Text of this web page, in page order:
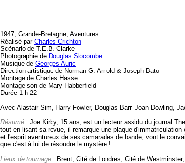
1947, Grande-Bretagne, Aventures
Réalisé par Charles Crichton
Scénario de T.E.B. Clarke
Photographie de Douglas Slocombe
Musique de Georges Auric
Direction artistique de Norman G. Arnold & Joseph Bato
Montage de Charles Hasse
Montage son de Mary Habberfield
Durée 1 h 22
Avec Alastair Sim, Harry Fowler, Douglas Barr, Joan Dowling,
Résumé : Joe Kirby, 15 ans, est un lecteur assidu du journal
tout en lisant sa revue, il remarque une plaque
et l'esprit aventureux de ses camarades de bande, vont le
que c'est à lui de résoudre le mystère !...
Lieux de tournage : Brent, Cité de Londres, Cité de